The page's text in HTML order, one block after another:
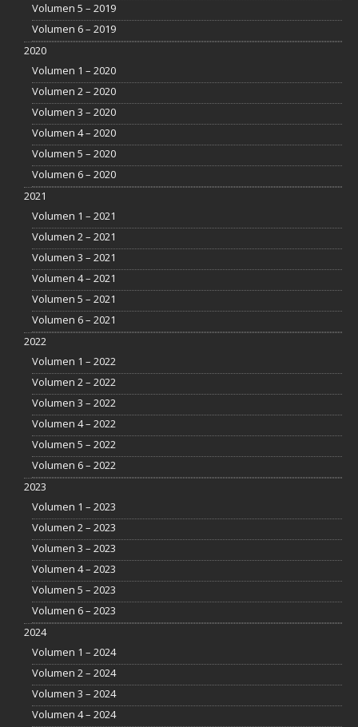
Volumen 5 – 2019
Volumen 6 – 2019
2020
Volumen 1 – 2020
Volumen 2 – 2020
Volumen 3 – 2020
Volumen 4 – 2020
Volumen 5 – 2020
Volumen 6 – 2020
2021
Volumen 1 – 2021
Volumen 2 – 2021
Volumen 3 – 2021
Volumen 4 – 2021
Volumen 5 – 2021
Volumen 6 – 2021
2022
Volumen 1 – 2022
Volumen 2 – 2022
Volumen 3 – 2022
Volumen 4 – 2022
Volumen 5 – 2022
Volumen 6 – 2022
2023
Volumen 1 – 2023
Volumen 2 – 2023
Volumen 3 – 2023
Volumen 4 – 2023
Volumen 5 – 2023
Volumen 6 – 2023
2024
Volumen 1 – 2024
Volumen 2 – 2024
Volumen 3 – 2024
Volumen 4 – 2024